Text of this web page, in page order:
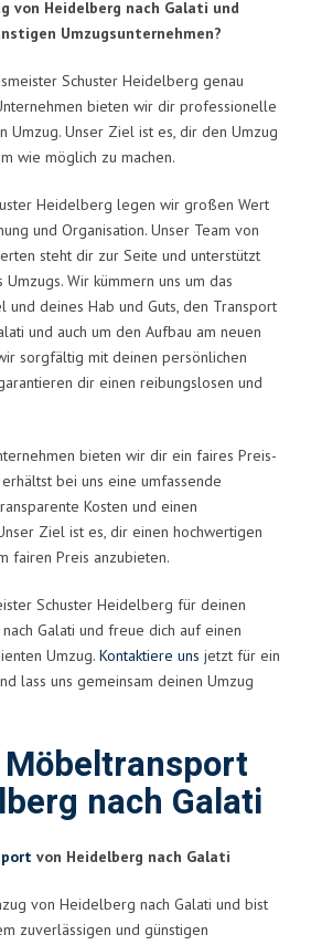
von Heidelberg nach Galati und
Umzugsunternehmen?
Schuster Heidelberg genau
bieten wir dir professionelle
Umzug. Unser Ziel ist es, dir den Umzug
wie möglich zu machen.
Heidelberg legen wir großen Wert
und Organisation. Unser Team von
steht dir zur Seite und unterstützt
Wir kümmern uns um das
und deines Hab und Guts, den Transport
und auch um den Aufbau am neuen
sorgfältig mit deinen persönlichen
dir einen reibungslosen und
bieten wir dir ein faires Preis-
bei uns eine umfassende
Kosten und einen
Ziel ist es, dir einen hochwertigen
fairen Preis anzubieten.
Schuster Heidelberg für deinen
Galati und freue dich auf einen
Umzug. Kontaktiere uns jetzt für ein
lass uns gemeinsam deinen Umzug
nach Galati
von Heidelberg nach Galati
von Heidelberg nach Galati und bist
zuverlässigen und günstigen